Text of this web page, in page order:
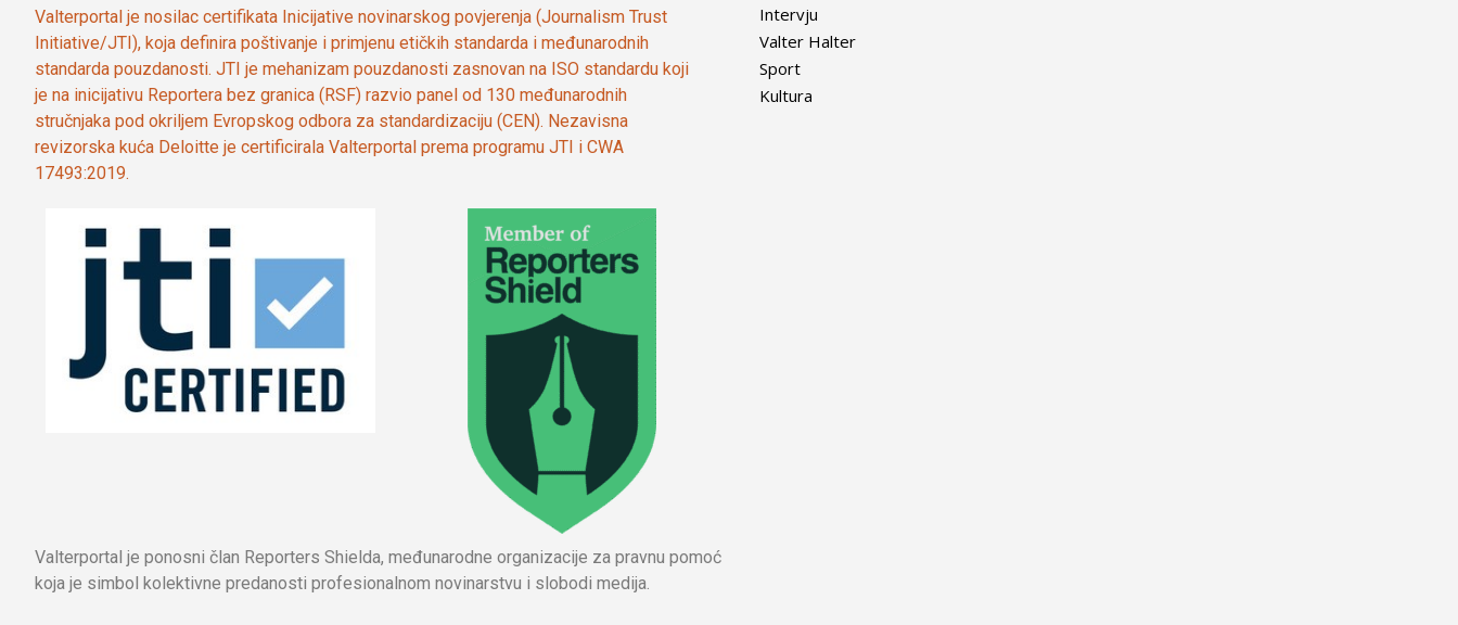
Valterportal je nosilac certifikata Inicijative novinarskog povjerenja (Journalism Trust
Initiative/JTI), koja definira poštivanje i primjenu etičkih standarda i međunarodnih
standarda pouzdanosti. JTI je mehanizam pouzdanosti zasnovan na ISO standardu koji
je na inicijativu Reportera bez granica (RSF) razvio panel od 130 međunarodnih
stručnjaka pod okriljem Evropskog odbora za standardizaciju (CEN). Nezavisna
revizorska kuća Deloitte je certificirala Valterportal prema programu JTI i CWA
17493:2019.
Valterportal je ponosni član Reporters Shielda, međunarodne organizacije za pravnu pomoć
koja je simbol kolektivne predanosti profesionalnom novinarstvu i slobodi medija.
Intervju
Valter Halter
Sport
Kultura